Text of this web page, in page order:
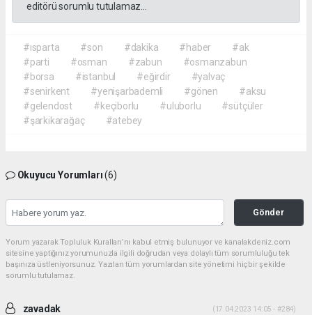
editörü sorumlu tutulamaz...
#ısparta #son #dakika #haber
#ak
#parti
#osman #zabun
#osmanzabun
#borsa
#istanbul #eğirdir
#yalvaç
#senirkent
#yenişarbademli #gönen
#aksu
#gelendost
#keçiborlu #uluborlu
#sütçüler
#şarkikarağaç
#atebey
Okuyucu Yorumları(6)
Gönder
Yorum yazarak Topluluk Kuralları’nı kabul etmiş bulunuyor ve kanalakdeniz.com
sitesine yaptığınız yorumunuzla ilgili doğrudan veya dolaylı tüm sorumluluğu tek
başınıza üstleniyorsunuz. Yazılan tüm yorumlardan site yönetimi hiçbir şekilde
sorumlu tutulamaz.
zavadak (17.04.2023 14:05 - #284)